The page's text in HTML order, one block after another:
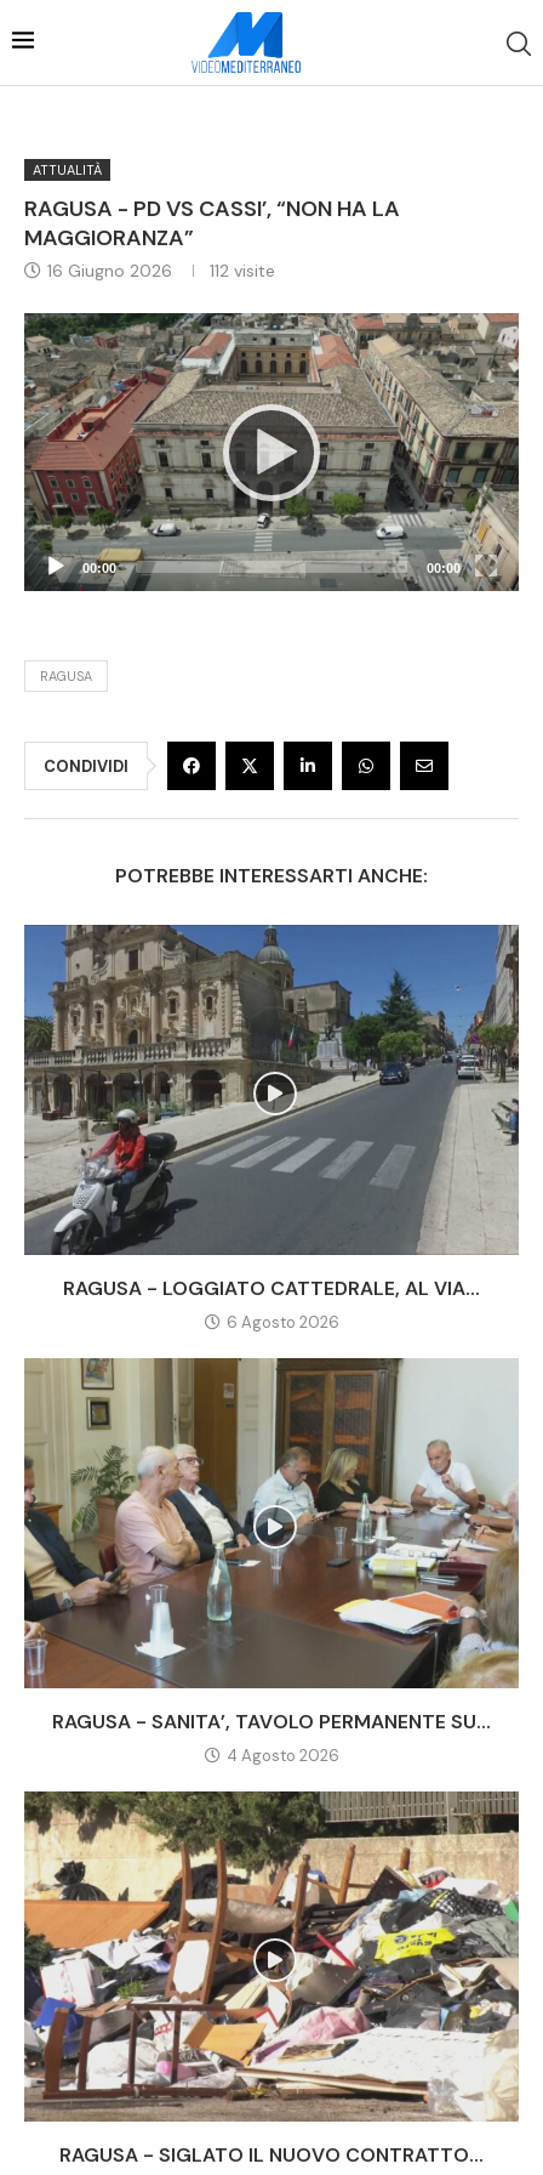
ATTUALITÀ
RAGUSA - PD VS CASSI’, “NON HA LA
MAGGIORANZA”
16 Giugno 2026 112 visite
Video
Player
00:00 00:00
RAGUSA
CONDIVIDI
POTREBBE INTERESSARTI ANCHE:
RAGUSA - LOGGIATO CATTEDRALE, AL VIA...
6 Agosto 2026
RAGUSA - SANITA’, TAVOLO PERMANENTE SU...
4 Agosto 2026
RAGUSA - SIGLATO IL NUOVO CONTRATTO...